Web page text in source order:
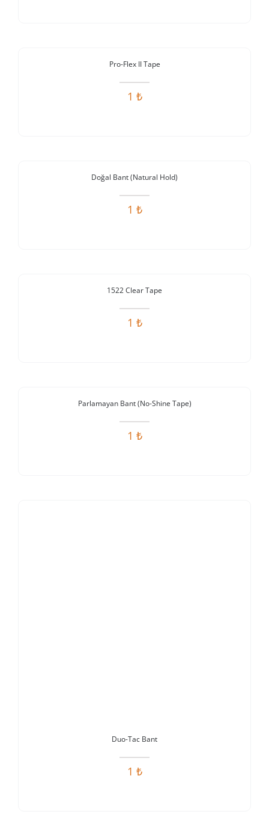
Pro-Flex II Tape
1 ₺
Doğal Bant (Natural Hold)
1 ₺
1522 Clear Tape
1 ₺
Parlamayan Bant (No-Shine Tape)
1 ₺
Duo-Tac Bant
1 ₺